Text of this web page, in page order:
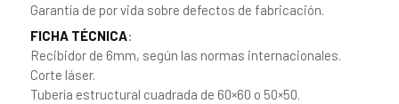
Garantía de por vida sobre defectos de fabricación.
FICHA TÉCNICA:
Recibidor de 6mm, según las normas internacionales.
Corte láser.
Tubería estructural cuadrada de 60×60 o 50×50.